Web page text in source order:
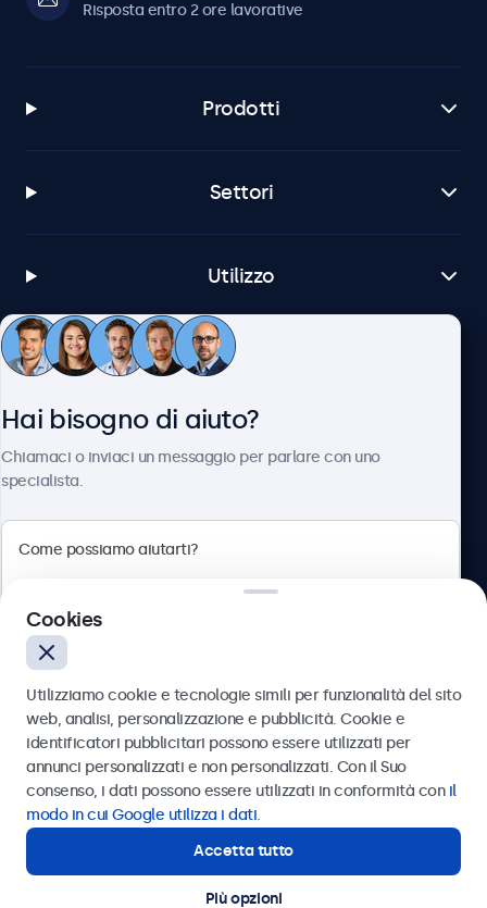
Risposta entro 2 ore lavorative
Prodotti
Settori
Utilizzo
Servizio Clienti
Italiano
Hai bisogno di aiuto?
Chiamaci o inviaci un messaggio per parlare con uno
specialista.
Inviare
Oppure chiamaci al
Contatta i nostri esperti
Cookies
Utilizziamo cookie e tecnologie simili per funzionalità del sito
web, analisi, personalizzazione e pubblicità. Cookie e
identificatori pubblicitari possono essere utilizzati per
annunci personalizzati e non personalizzati. Con il Suo
consenso, i dati possono essere utilizzati in conformità con il
modo in cui Google utilizza i dati.
Accetta tutto
Più opzioni